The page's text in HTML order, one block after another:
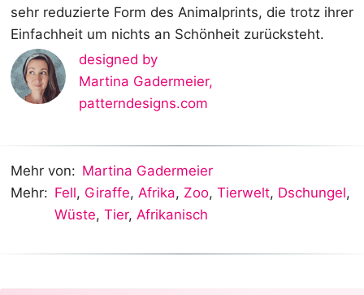
sehr reduzierte Form des Animalprints, die trotz ihrer
Einfachheit um nichts an Schönheit zurücksteht.
designed by
Martina Gadermeier,
patterndesigns.com
Mehr von: Martina Gadermeier
Mehr: Fell, Giraffe,Afrika, Zoo,Tierwelt, Dschungel,
Wüste,Tier,Afrikanisch